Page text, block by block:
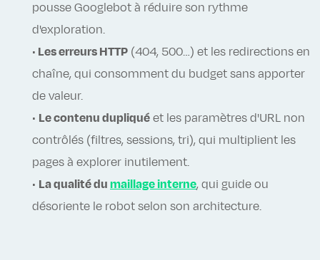
pousse Googlebot à réduire son rythme
d'exploration.
• Les erreurs HTTP (404, 500…) et les redirections en
chaîne, qui consomment du budget sans apporter
de valeur.
• Le contenu dupliqué et les paramètres d'URL non
contrôlés (filtres, sessions, tri), qui multiplient les
pages à explorer inutilement.
• La qualité du maillage interne, qui guide ou
désoriente le robot selon son architecture.